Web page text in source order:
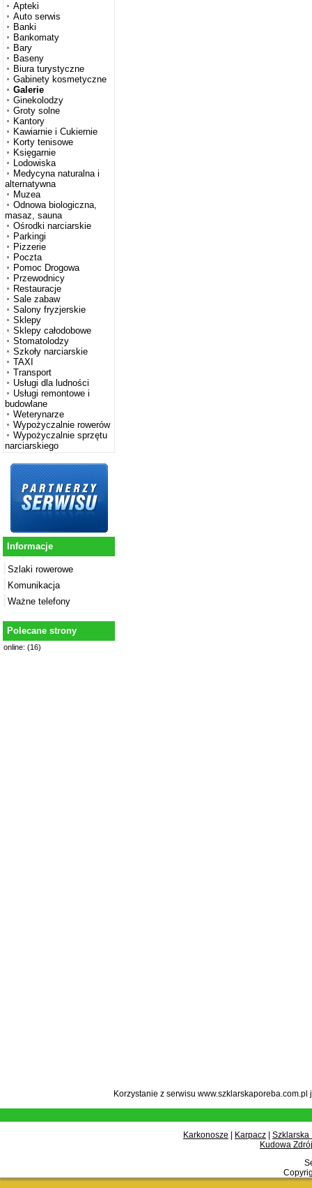
Apteki
Auto serwis
Banki
Bankomaty
Bary
Baseny
Biura turystyczne
Gabinety kosmetyczne
Galerie
Ginekolodzy
Groty solne
Kantory
Kawiarnie i Cukiernie
Korty tenisowe
Księgarnie
Lodowiska
Medycyna naturalna i
alternatywna
Muzea
Odnowa biologiczna,
masaz, sauna
Ośrodki narciarskie
Parkingi
Pizzerie
Poczta
Pomoc Drogowa
Przewodnicy
Restauracje
Sale zabaw
Salony fryzjerskie
Sklepy
Sklepy całodobowe
Stomatolodzy
Szkoły narciarskie
TAXI
Transport
Usługi dla ludności
Usługi remontowe i
budowlane
Weterynarze
Wypożyczalnie rowerów
Wypożyczalnie sprzętu
narciarskiego
Informacje
Szlaki rowerowe
Komunikacja
Ważne telefony
Polecane strony
online: (16)
Korzystanie z serwisu
Karkonosze Karpacz
Szklarska
Kudowa